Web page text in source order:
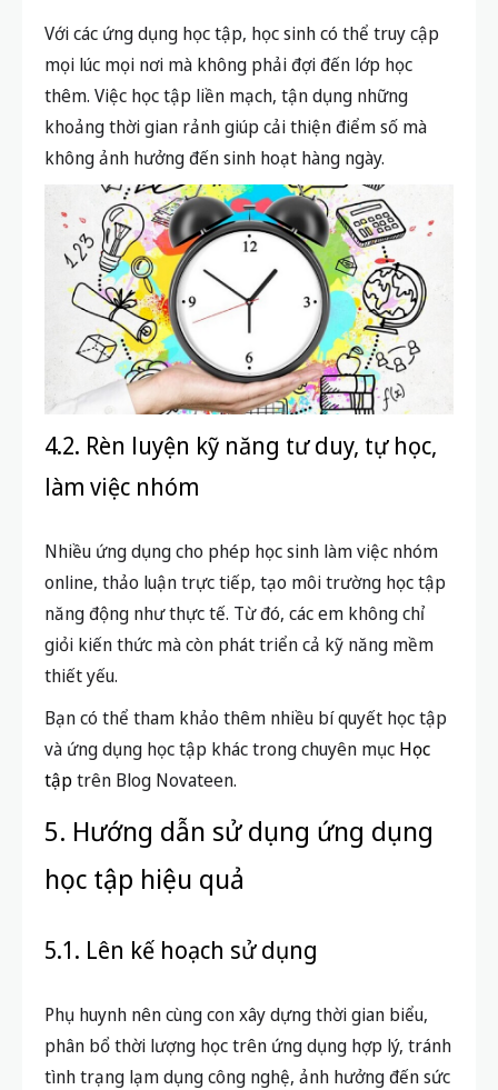
Với các ứng dụng học tập, học sinh có thể truy cập
mọi lúc mọi nơi mà không phải đợi đến lớp học
thêm. Việc học tập liền mạch, tận dụng những
khoảng thời gian rảnh giúp cải thiện điểm số mà
không ảnh hưởng đến sinh hoạt hàng ngày.
4.2. Rèn luyện kỹ năng tư duy, tự học,
làm việc nhóm
Nhiều ứng dụng cho phép học sinh làm việc nhóm
online, thảo luận trực tiếp, tạo môi trường học tập
năng động như thực tế. Từ đó, các em không chỉ
giỏi kiến thức mà còn phát triển cả kỹ năng mềm
thiết yếu.
Bạn có thể tham khảo thêm nhiều bí quyết học tập
và ứng dụng học tập khác trong chuyên mục Học
tậptrên Blog Novateen.
5. Hướng dẫn sử dụng ứng dụng
học tập hiệu quả
5.1. Lên kế hoạch sử dụng
Phụ huynh nên cùng con xây dựng thời gian biểu,
phân bổ thời lượng học trên ứng dụng hợp lý, tránh
tình trạng lạm dụng công nghệ, ảnh hưởng đến sức